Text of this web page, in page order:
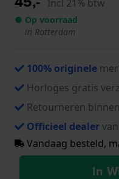
Incl 21% btw
● Op voorraad
in Rotterdam
100% originele
Horloges gratis
Retourneren
Officieel dealer
Vandaag besteld,
In